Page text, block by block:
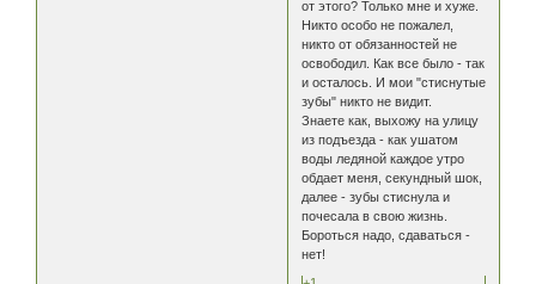
от этого? Только мне и хуже.
Никто особо не пожалел,
никто от обязанностей не
освободил. Как все было - так
и осталось. И мои "стиснутые
зубы" никто не видит.
Знаете как, выхожу на улицу
из подъезда - как ушатом
воды ледяной каждое утро
обдает меня, секундный шок,
далее - зубы стиснула и
почесала в свою жизнь.
Бороться надо, сдаваться -
нет!